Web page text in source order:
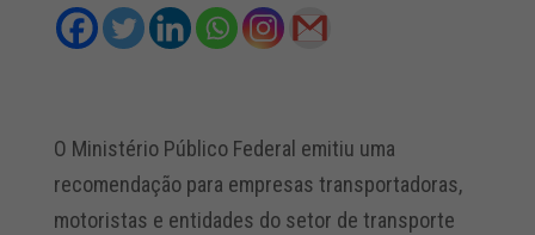
O Ministério Público Federal emitiu uma
recomendação para empresas transportadoras,
motoristas e entidades do setor de transporte